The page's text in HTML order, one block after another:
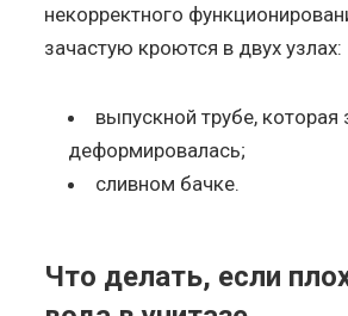
некорректного
зачастую кроются в двух узлах:
выпускной трубе, которая
деформировалась;
сливном бачке.
Что делать, если